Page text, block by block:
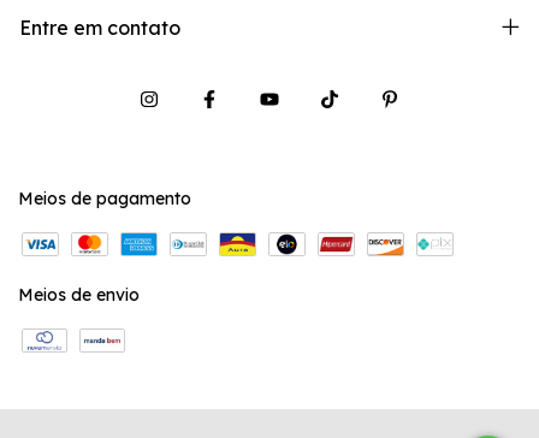
Entre em contato
Meios de pagamento
Meios de envio